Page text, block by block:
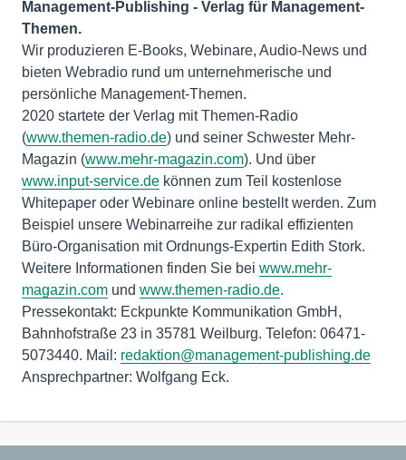
Management-Publishing - Verlag für Management-
Themen.
Wir produzieren E-Books, Webinare, Audio-News und
bieten Webradio rund um unternehmerische und
persönliche Management-Themen.
2020 startete der Verlag mit Themen-Radio
(www.themen-radio.de) und seiner Schwester Mehr-
Magazin (www.mehr-magazin.com). Und über
www.input-service.de können zum Teil kostenlose
Whitepaper oder Webinare online bestellt werden. Zum
Beispiel unsere Webinarreihe zur radikal effizienten
Büro-Organisation mit Ordnungs-Expertin Edith Stork.
Weitere Informationen finden Sie bei www.mehr-
magazin.com und www.themen-radio.de.
Pressekontakt: Eckpunkte Kommunikation GmbH,
Bahnhofstraße 23 in 35781 Weilburg. Telefon: 06471-
5073440. Mail: redaktion@management-publishing.de
Ansprechpartner: Wolfgang Eck.